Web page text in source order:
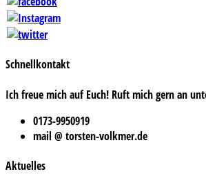
Schnellkontakt
Ich freue mich auf Euch! Ruft mich gern an
0173-9950919
mail @ torsten-volkmer.de
Aktuelles